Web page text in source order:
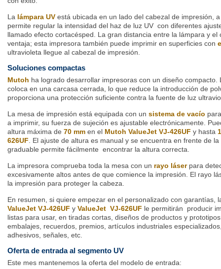
La lámpara UV está ubicada en un lado del cabezal de impresión,
permite regular la intensidad del haz de luz UV con diferentes
llamado efecto cortacésped. La gran distancia entre la lámpara y
ventaja; esta impresora también puede imprimir en superficies con
ultravioleta llegue al cabezal de impresión.
Soluciones compactas
Mutoh ha logrado desarrollar impresoras con un diseño compacto.
coloca en una carcasa cerrada, lo que reduce la introducción de
proporciona una protección suficiente contra la fuente de luz
La mesa de impresión está equipada con un sistema de vacío
a imprimir, su fuerza de sujeción es ajustable electrónicamente.
altura máxima de 70 mm en el Mutoh ValueJet VJ-426UF y hasta
626UF. El ajuste de altura es manual y se encuentra en frente de
graduable permite fácilmente encontrar la altura correcta.
La impresora comprueba toda la mesa con un rayo láserpara
excesivamente altos antes de que comience la impresión. El rayo
la impresión para proteger la cabeza.
En resumen, si quiere empezar en el personalizado con garantías,
ValueJet VJ-426UF y ValueJet VJ-626UF le permitirán producir
listas para usar, en tiradas cortas, diseños de productos y
embalajes, recuerdos, premios, artículos industriales
adhesivos, señales, etc.
Oferta de entrada al segmento UV
Este mes mantenemos la oferta del modelo de entrada: